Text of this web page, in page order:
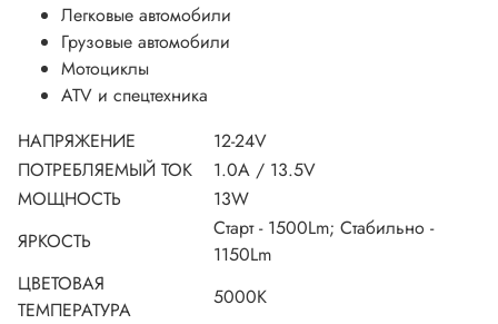
Легковые автомобили
Грузовые автомобили
Мотоциклы
ATV и спецтехника
НАПРЯЖЕНИЕ
12-24V
ПОТРЕБЛЯЕМЫЙ ТОК
1.0A / 13.5V
МОЩНОСТЬ
13W
ЯРКОСТЬ
Старт - 1500Lm; Стабильно -
1150Lm
ЦВЕТОВАЯ
ТЕМПЕРАТУРА
5000K